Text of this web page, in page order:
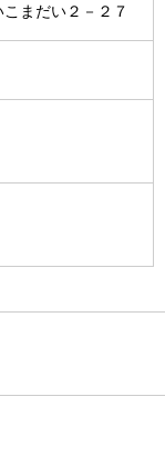
まだい２－２７